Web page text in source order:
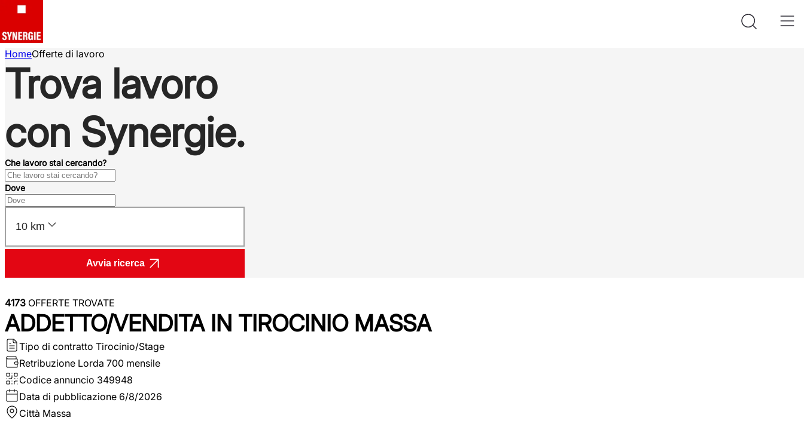
HomeOfferte di lavoro
Trova lavoro
con Synergie.
Che lavoro stai cercando?
Dove
10 km
Avvia ricerca
4173 OFFERTE TROVATE
ADDETTO/VENDITA IN TIROCINIO MASSA
Tipo di contratto Tirocinio/Stage
Retribuzione Lorda 700 mensile
Codice annuncio 349948
Data di pubblicazione 6/8/2026
Città Massa